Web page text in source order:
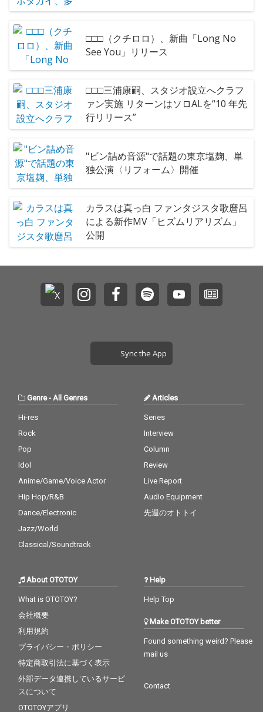
□□□（クチロロ）、新曲「Long No
See You」リリース
□□□三浦康嗣、スタジオ設立へクラフ
ァン実施 リターンはソロALを“10 年先
行リリース”
"ビン詰め音源"で話題の東京塩麹、単
独公演〈リフォーム〉開催
カラスは真っ白 ファンタジスタ歌麿呂
による新作MV「ヒズムリアリズム」
公開
Sync the App
Genre- All Genres
Hi-res
Rock
Pop
Idol
Anime/Game/Voice Actor
Hip Hop/R&B
Dance/Electronic
Jazz/World
Classical/Soundtrack
Articles
Series
Interview
Column
Review
Live Report
Audio Equipment
先週のオトトイ
About OTOTOY
What is OTOTOY?
会社概要
利用規約
プライバシー・ポリシー
特定商取引法に基づく表示
外部データ連携しているサービ
スについて
OTOTOYアプリ
Help
Help Top
Make OTOTOY better
Found something weird? Please
mail us
Contact